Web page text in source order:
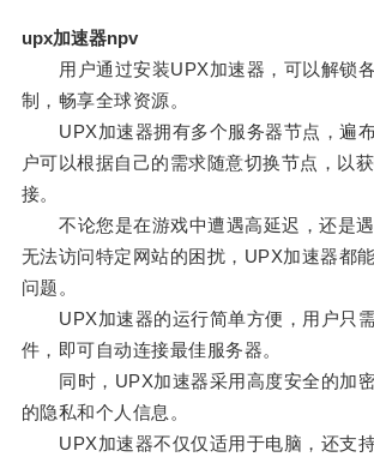
upx加速器npv
用户通过安装UPX加速器，可以解锁各
制，畅享全球资源。
UPX加速器拥有多个服务器节点，遍布
户可以根据自己的需求随意切换节点，以
接。
不论您是在游戏中遭遇高延迟，还是遇
无法访问特定网站的困扰，UPX加速器都
问题。
UPX加速器的运行简单方便，用户只
件，即可自动连接最佳服务器。
同时，UPX加速器采用高度安全的加密
的隐私和个人信息。
UPX加速器不仅仅适用于电脑，还支持